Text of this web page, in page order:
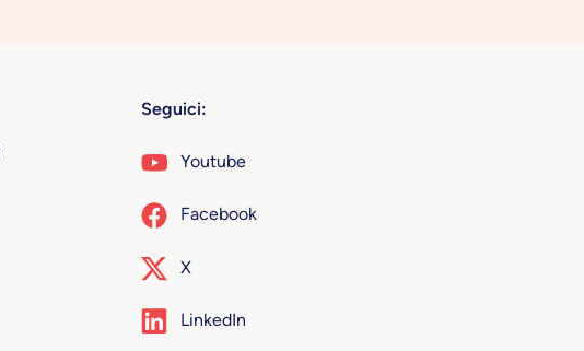
Seguici:
Youtube
Facebook
X
LinkedIn